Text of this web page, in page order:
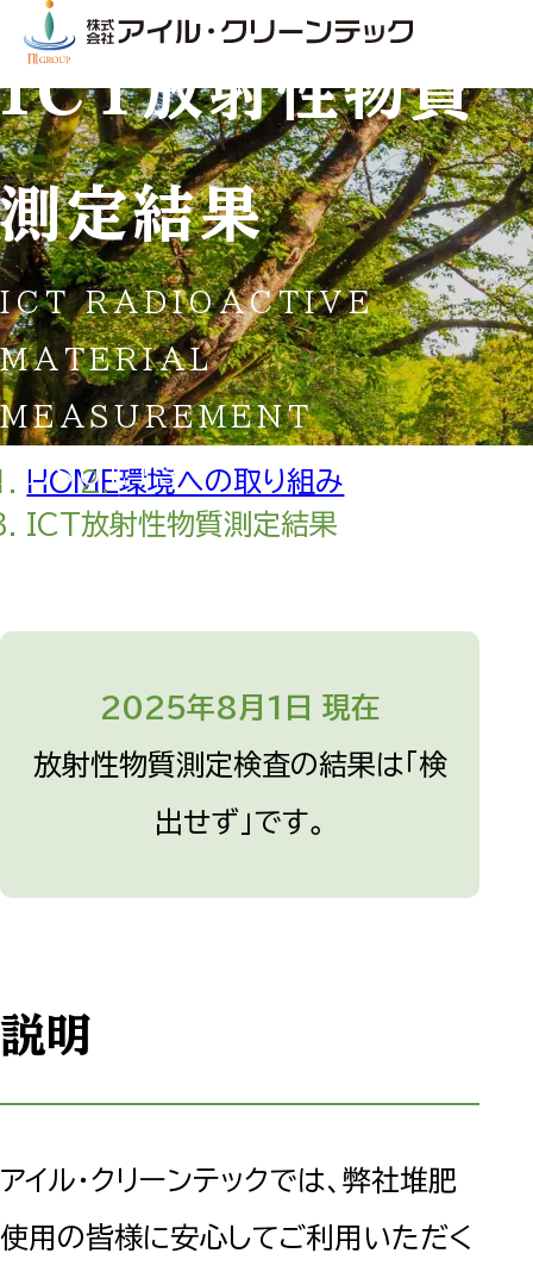
ICT放射性物質
測定結果
ICT RADIOACTIVE
MATERIAL
MEASUREMENT
RESULTS
HOME環境への取り組み
ICT放射性物質測定結果
2025年8月1日 現在
放射性物質測定検査の結果は「検
出せず」です。
説明
アイル・クリーンテックでは、弊社堆肥
使用の皆様に安心してご利用いただく